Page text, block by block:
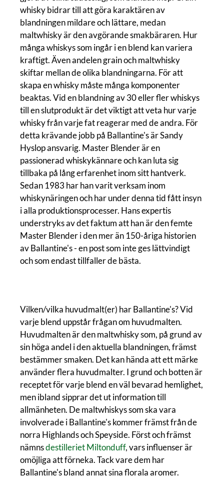
whisky bidrar till att göra karaktären av
blandningen mildare och lättare, medan
maltwhisky är den avgörande smakbäraren. Hur
många whiskys som ingår i en blend kan variera
kraftigt. Även andelen grain och maltwhisky
skiftar mellan de olika blandningarna. För att
skapa en whisky måste många komponenter
beaktas. Vid en blandning av 30 eller fler whiskys
till en slutprodukt är det viktigt att veta hur varje
whisky från varje fat reagerar med de andra. För
detta krävande jobb på Ballantine's är Sandy
Hyslop ansvarig. Master Blender är en
passionerad whiskykännare och kan luta sig
tillbaka på lång erfarenhet inom sitt hantverk.
Sedan 1983 har han varit verksam inom
whiskynäringen och har under denna tid fått insyn
i alla produktionsprocesser. Hans expertis
understryks av det faktum att han är den femte
Master Blender i den mer än 150-åriga historien
av Ballantine's - en post som inte ges lättvindigt
och som endast tillfaller de bästa.
Vilken/vilka huvudmalt(er) har Ballantine's? Vid
varje blend uppstår frågan om huvudmalten.
Huvudmalten är den maltwhisky som, på grund av
sin höga andel i den aktuella blandningen, främst
bestämmer smaken. Det kan hända att ett märke
använder flera huvudmalter. I grund och botten är
receptet för varje blend en väl bevarad hemlighet,
men ibland sipprar det ut information till
allmänheten. De maltwhiskys som ska vara
involverade i Ballantine's kommer främst från de
norra Highlands och Speyside. Först och främst
nämnsdestilleriet Miltonduff, vars influenser är
omöjliga att förneka. Tack vare dem har
Ballantine's bland annat sina florala aromer.